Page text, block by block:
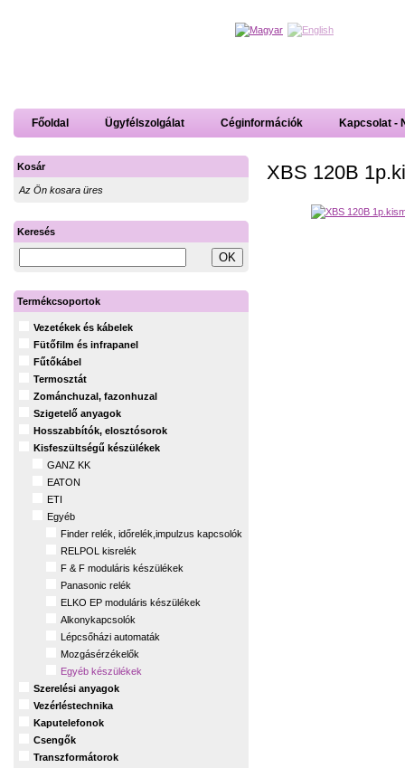
Főoldal Ügyfélszolgálat Céginformációk Kapcsolat -
XBS 120B
Kosár
Az Ön kosara üres
Keresés
Termékcsoportok
Vezetékek és kábelek
Fütőfilm és infrapanel
Fűtőkábel
Termosztát
Zománchuzal, fazonhuzal
Szigetelő anyagok
Hosszabbítók, elosztósorok
Kisfeszültségű készülékek
GANZ KK
EATON
ETI
Egyéb
Finder relék, időrelék,impulzus kapcsolók
RELPOL kisrelék
F & F moduláris készülékek
Panasonic relék
ELKO EP moduláris készülékek
Alkonykapcsolók
Lépcsőházi automaták
Mozgásérzékelők
Egyéb készülékek
Szerelési anyagok
Vezérléstechnika
Kaputelefonok
Csengők
Transzformátorok